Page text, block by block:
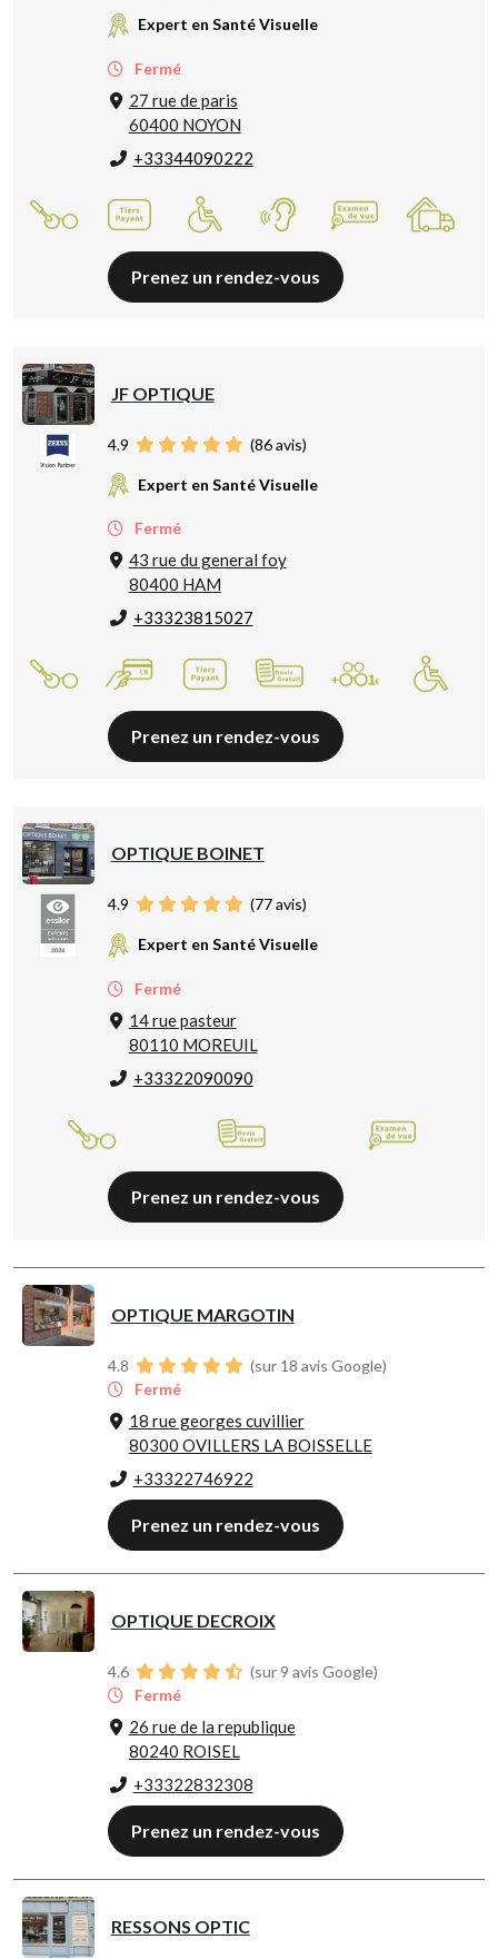
Expert en Santé Visuelle
Fermé
27 rue de paris
60400 NOYON
+33344090222
Prenez un rendez-vous
JF OPTIQUE
4.9 (86avis)
Expert en Santé Visuelle
Fermé
43 rue du general foy
80400 HAM
+33323815027
Prenez un rendez-vous
OPTIQUE BOINET
4.9 (77avis)
Expert en Santé Visuelle
Fermé
14 rue pasteur
80110 MOREUIL
+33322090090
Prenez un rendez-vous
OPTIQUE MARGOTIN
4.8
(sur 18 avis Google)
Fermé
18 rue georges cuvillier
80300 OVILLERS LA BOISSELLE
+33322746922
Prenez un rendez-vous
OPTIQUE DECROIX
4.6
(sur 9 avis Google)
Fermé
26 rue de la republique
80240 ROISEL
+33322832308
Prenez un rendez-vous
RESSONS OPTIC